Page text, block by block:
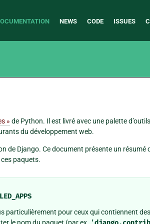
NEWS CODE ISSUES
» de Python. Il est livré avec une palette
du développement web.
de Django. Ce document présente un résumé
paquets.
particulièrement pour ceux qui contiennent